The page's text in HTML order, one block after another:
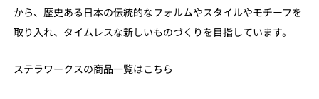
から、歴史ある日本の伝統的なフォルムやスタイルやモチーフを
取り入れ、タイムレスな新しいものづくりを目指しています。
ステラワークスの商品一覧はこちら